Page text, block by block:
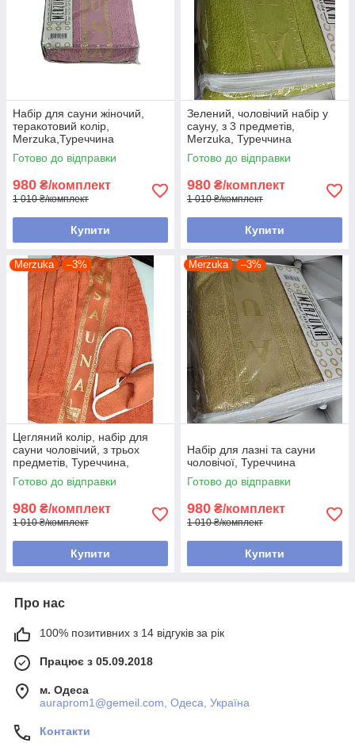
Набір для сауни жіночий,
теракотовий колір,
Merzuka,Туреччина
Готово до відправки
980 ₴/комплект
1 010 ₴/комплект
Купити
Зелений, чоловічий набір у
сауну, з 3 предметів,
Merzuka, Туреччина
Готово до відправки
980 ₴/комплект
1 010 ₴/комплект
Купити
Merzuka –3%
Цегляний колір, набір для
сауни чоловічий, з трьох
предметів, Туреччина,
Merzuka
Готово до відправки
980 ₴/комплект
1 010 ₴/комплект
Купити
Merzuka –3%
Набір для лазні та сауни
чоловічої, Туреччина
Готово до відправки
980 ₴/комплект
1 010 ₴/комплект
Купити
Про нас
100% позитивних з 14 відгуків за рік
Працює з 05.09.2018
м. Одеса
auraprom1@gemeil.com, Одеса, Україна
Контакти